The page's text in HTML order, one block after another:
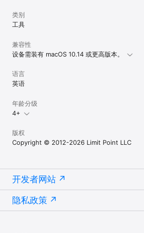
类别
工具
兼容性
设备需装有 macOS 10.14 或更高版本。
语言
英语
年龄分级
4+
版权
Copyright © 2012-2026 Limit Point LLC
开发者网站
隐私政策